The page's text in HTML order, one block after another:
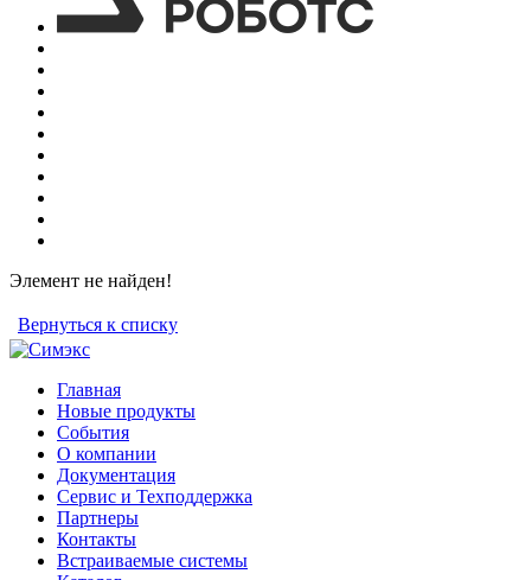
Элемент не найден!
Вернуться к списку
Главная
Новые продукты
События
О компании
Документация
Сервис и Техподдержка
Партнеры
Контакты
Встраиваемые системы